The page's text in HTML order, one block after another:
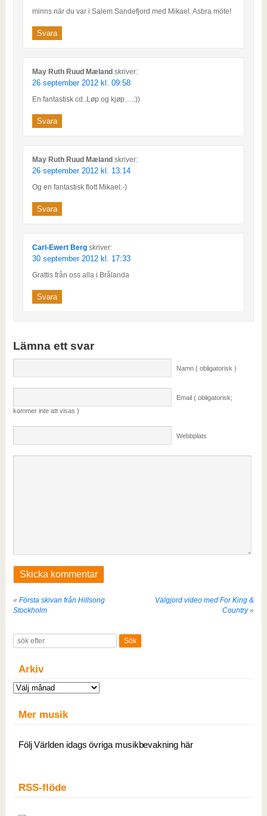
minns när du var i Salem Sandefjord med Mikael. Asbra möte!
Svara
May Ruth Ruud Mæland skriver:
26 september 2012 kl. 09:58
En fantastisk cd..Løp og kjøp….:))
Svara
May Ruth Ruud Mæland skriver:
26 september 2012 kl. 13:14
Og en fantastisk flott Mikael:-)
Svara
Carl-Ewert Berg skriver:
30 september 2012 kl. 17:33
Grattis från oss alla i Brålanda
Svara
Lämna ett svar
Namn ( obligatorisk )
Email ( obligatorisk;
kommer inte att visas )
Webbplats
« Första skivan från Hillsong
Stockholm
Välgjord video med For King &
Country»
Arkiv
Arkiv
Mer musik
Följ Världen idags övriga musikbevakning här
RSS-flöde